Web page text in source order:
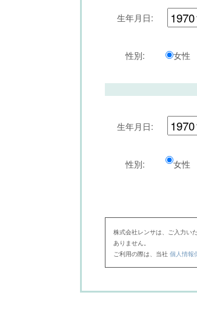
生年月日:
性別: 女性
生年月日:
性別: 女性
株式会社レンサは、ご入力い
ありません。
ご利用の際は、当社 個人情報